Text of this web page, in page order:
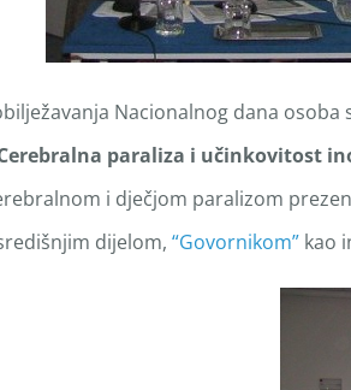
Nacionalnog dana
paraliza i učinkovitost
i dječjom paralizom
dijelom, “Govornikom” kao